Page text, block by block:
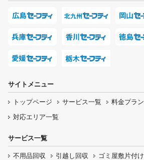
サイトメニュー
トップページ サービス一覧 料金プラン
対応エリア一覧
サービス一覧
不用品回収 引越し回収
ゴミ屋敷片付け